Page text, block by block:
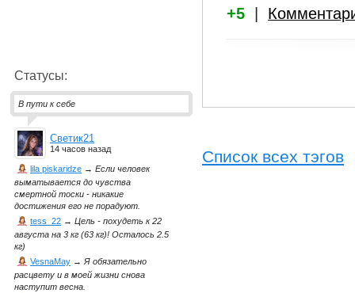
+5
Список всех тэгов
Статусы:
В пути к себе
Светик21
14 часов назад
lila piskaridze → Если человек
выматывается до чувства
смертной тоски - никакие
достижения его не порадуют.
tess_22 → Цель - похудеть к 22
августа на 3 кг (63 кг)! Осталось 2.5
кг)
VesnaMay →Я обязательно
расцвету и в моей жизни снова
наступит весна.